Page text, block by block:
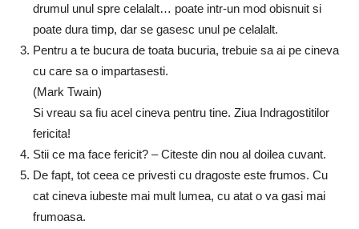
drumul unul spre celalalt… poate intr-un mod obisnuit si
poate dura timp, dar se gasesc unul pe celalalt.
Pentru a te bucura de toata bucuria, trebuie sa ai pe cineva
cu care sa o impartasesti.
(Mark Twain)
Si vreau sa fiu acel cineva pentru tine. Ziua Indragostitilor
fericita!
Stii ce ma face fericit? – Citeste din nou al doilea cuvant.
De fapt, tot ceea ce privesti cu dragoste este frumos. Cu
cat cineva iubeste mai mult lumea, cu atat o va gasi mai
frumoasa.